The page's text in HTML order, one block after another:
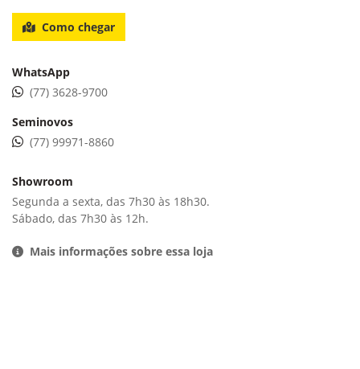
Como chegar
WhatsApp
(77) 3628-9700
Seminovos
(77) 99971-8860
Showroom
Segunda a sexta, das 7h30 às 18h30.
Sábado, das 7h30 às 12h.
Mais informações sobre essa loja